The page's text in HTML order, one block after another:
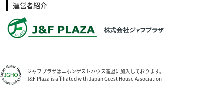
運営者紹介
ジャフプラザはニホンゲストハウス連盟に加入しております。
J&F Plaza is affiliated with Japan Guest House Association